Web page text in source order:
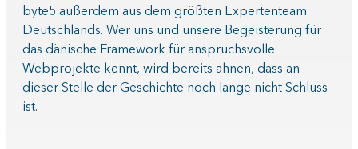
byte5 außerdem aus dem größten Expertenteam
Deutschlands. Wer uns und unsere Begeisterung für
das dänische Framework für anspruchsvolle
Webprojekte kennt, wird bereits ahnen, dass an
dieser Stelle der Geschichte noch lange nicht Schluss
ist.